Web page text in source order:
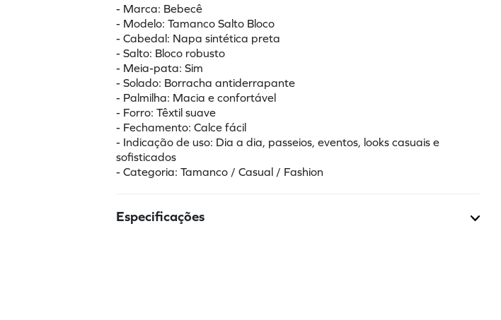
- Marca: Bebecê
- Modelo: Tamanco Salto Bloco
- Cabedal: Napa sintética preta
- Salto: Bloco robusto
- Meia-pata: Sim
- Solado: Borracha antiderrapante
- Palmilha: Macia e confortável
- Forro: Têxtil suave
- Fechamento: Calce fácil
- Indicação de uso: Dia a dia, passeios, eventos, looks casuais e
sofisticados
- Categoria: Tamanco / Casual / Fashion
Especificações